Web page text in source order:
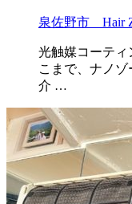
泉佐野市 Hair
光触媒コーティ
こまで、ナノ
介 …